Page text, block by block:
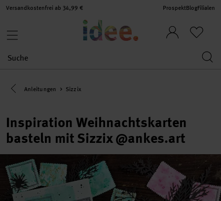
Versandkostenfrei ab 34,99 € ProspektBlogFilialen
Eine Kategorie zurück navigieren
Anleitungen Sizzix
Inspiration Weihnachtskarten
basteln mit Sizzix @ankes.art